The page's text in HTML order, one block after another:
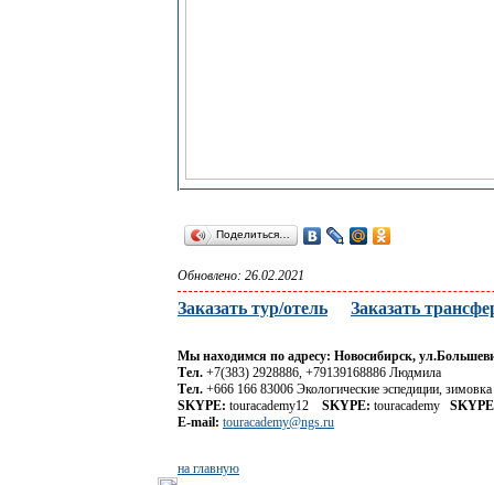
Поделиться…
Обновлено: 26.02.2021
Заказать тур/отель Заказать
Мы находимся по адресу: Новосибирск,
Тел. +7(383) 2928886, +79139168886 Людмила
Тел. +666 166 83006 Экологические эспедиции,
SKYPE: touracademy12 SKYPE: touracademy
E-mail: touracademy@ngs.ru
на главную